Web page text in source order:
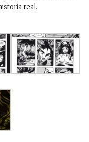
real.